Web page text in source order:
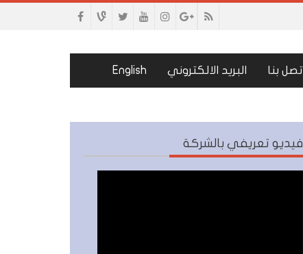
أتصل بنا البريد الالكتروني English
فيديو تعريفي بالشركة